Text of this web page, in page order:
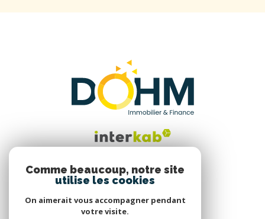
Nous suivre
Comme beaucoup, notre site
utilise les cookies
On aimerait vous accompagner pendant
votre visite.